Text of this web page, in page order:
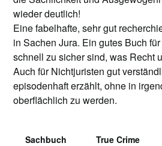
wieder deutlich!
Eine fabelhafte, sehr gut
in Sachen Jura. Ein gutes Buch
schnell zu sicher sind, was Recht
Auch für Nichtjuristen gut
episodenhaft erzählt, ohne in
oberflächlich zu werden.
Sachbuch True Crime